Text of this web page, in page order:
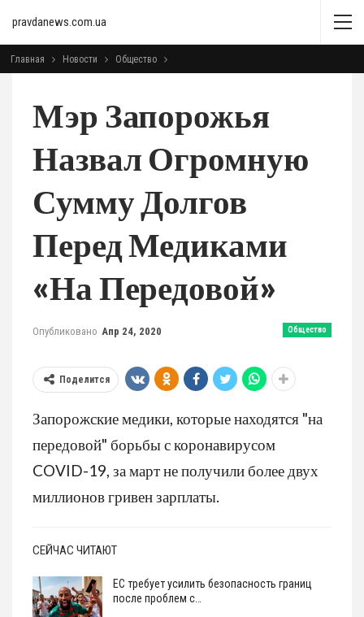
pravdanews.com.ua
Главная Новости Общество
Мэр Запорожья
Назвал Огромную
Сумму Долгов
Перед Медиками
«на Передовой»
Общество
Опубликовано Апр 24, 2020
Поделится
Запорожские медики, которые находятся "на
передовой" борьбы с коронавирусом
COVID-19, за март не получили более двух
миллионов гривен зарплаты.
СЕЙЧАС ЧИТАЮТ
ЕС требует усилить безопасность границ
после проблем с…